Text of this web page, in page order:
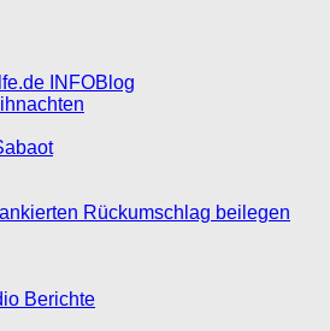
INFOBlog
Rückumschlag beilegen
Berichte